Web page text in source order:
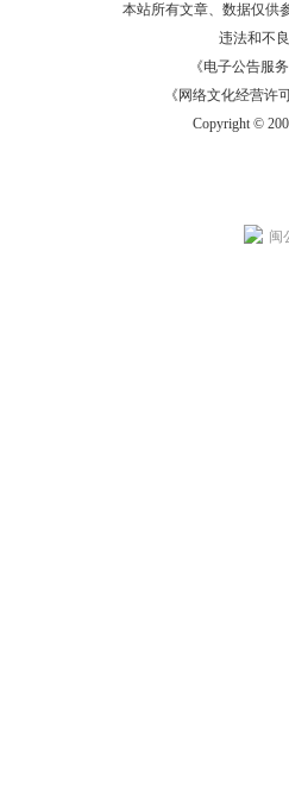
本站所有文章、数据仅供
违法和不
《电子公告服务
《网络文化经营许
Copyright ©
闽